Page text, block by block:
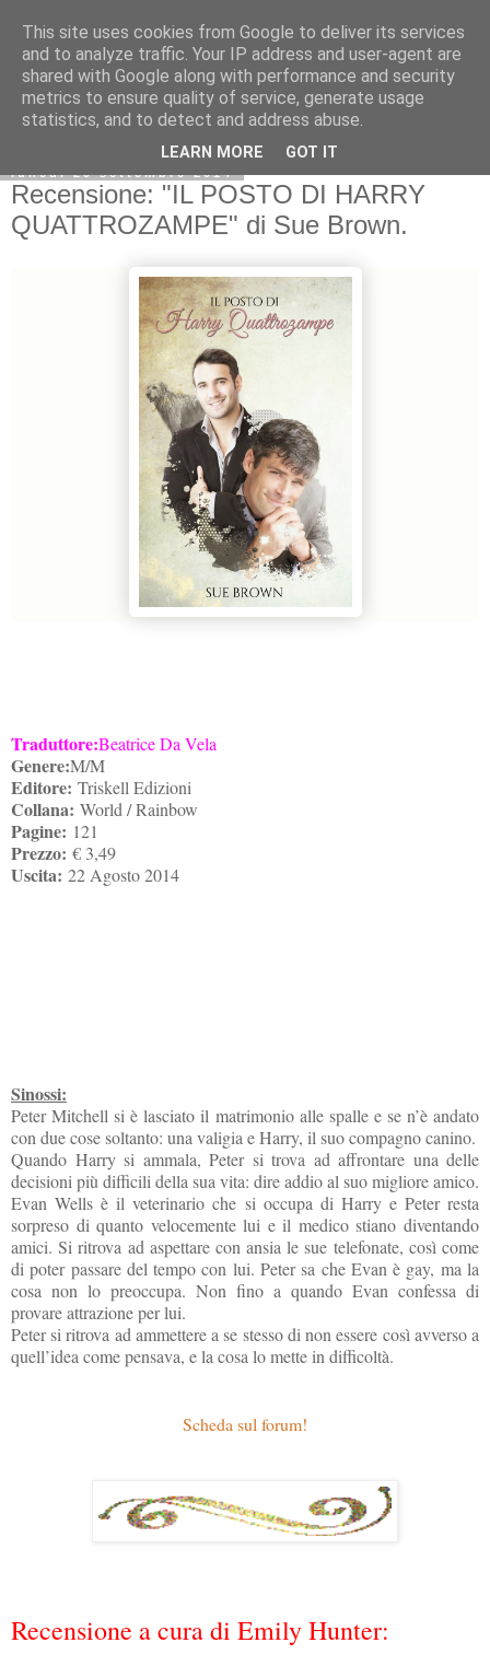
lunedì 29 settembre 2014
Recensione: "IL POSTO DI HARRY
QUATTROZAMPE" di Sue Brown.
Traduttore:Beatrice Da Vela
Genere:M/M
Editore: Triskell Edizioni
Collana: World / Rainbow
Pagine: 121
Prezzo: € 3,49
Uscita: 22 Agosto 2014
Sinossi:
Peter Mitchell si è lasciato il matrimonio alle spalle e se n’è andato
con due cose soltanto: una valigia e Harry, il suo compagno canino.
Quando Harry si ammala, Peter si trova ad affrontare una delle
decisioni più difficili della sua vita: dire addio al suo migliore amico.
Evan Wells è il veterinario che si occupa di Harry e Peter resta
sorpreso di quanto velocemente lui e il medico stiano diventando
amici. Si ritrova ad aspettare con ansia le sue telefonate, così come
di poter passare del tempo con lui. Peter sa che Evan è gay, ma la
cosa non lo preoccupa. Non fino a quando Evan confessa di
provare attrazione per lui.
Peter si ritrova ad ammettere a se stesso di non essere così avverso a
quell’idea come pensava, e la cosa lo mette in difficoltà.
Scheda sul forum!
Recensione a cura di Emily Hunter:
This site uses cookies from Google to deliver its services
and to analyze traffic. Your IP address and user-agent are
shared with Google along with performance and security
metrics to ensure quality of service, generate usage
statistics, and to detect and address abuse.
LEARN MORE GOT IT